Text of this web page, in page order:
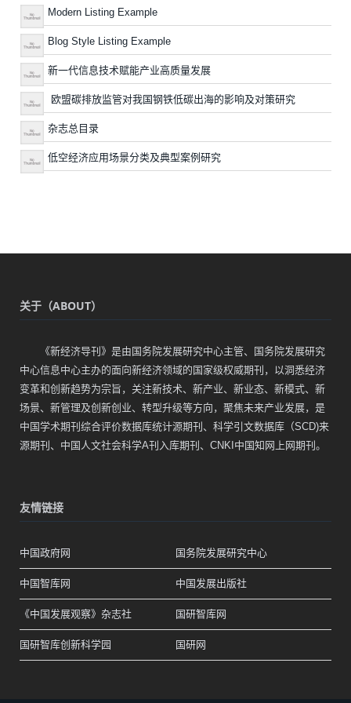
Modern Listing Example
Blog Style Listing Example
新一代信息技术赋能产业高质量发展
欧盟碳排放监管对我国钢铁低碳出海的影响及对策研究
杂志总目录
低空经济应用场景分类及典型案例研究
关于（ABOUT）
《新经济导刊》是由国务院发展研究中心主管、国务院发展研究
中心信息中心主办的面向新经济领域的国家级权威期刊，以洞悉经济
变革和创新趋势为宗旨，关注新技术、新产业、新业态、新模式、新
场景、新管理及创新创业、转型升级等方向，聚焦未来产业发展，是
中国学术期刊综合评价数据库统计源期刊、科学引文数据库（SCD)来
源期刊、中国人文社会科学A刊入库期刊、CNKI中国知网上网期刊。
友情链接
中国政府网 国务院发展研究中心
中国智库网 中国发展出版社
《中国发展观察》杂志社 国研智库网
国研智库创新科学园 国研网